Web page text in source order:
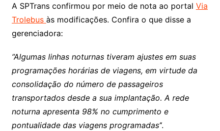
A SPTrans confirmou por meio de nota ao portal Via
Trolebus às modificações. Confira o que disse a
gerenciadora:
”Algumas linhas noturnas tiveram ajustes em suas
programações horárias de viagens, em virtude da
consolidação do número de passageiros
transportados desde a sua implantação. A rede
noturna apresenta 98% no cumprimento e
pontualidade das viagens programadas’‘.